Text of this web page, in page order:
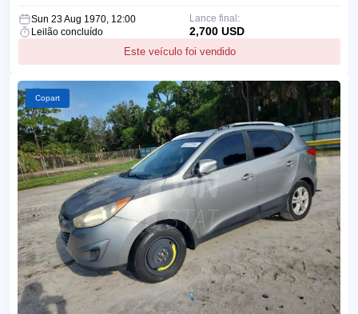
Sun 23 Aug 1970, 12:00
Leilão concluído
Este veículo foi vendido
Lance final:
2,700 USD
Copart